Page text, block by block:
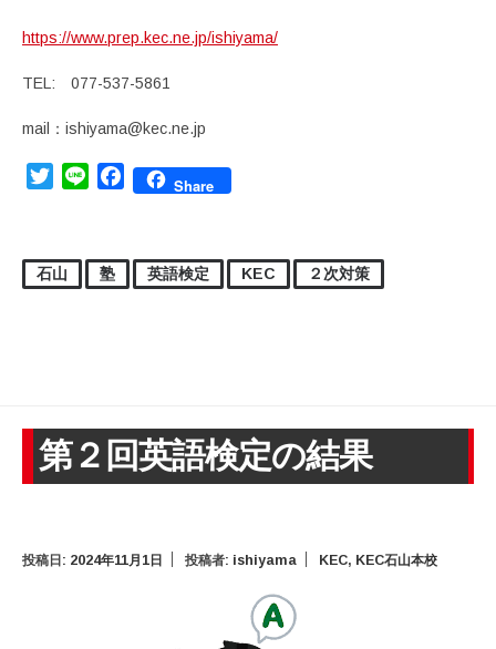
https://www.prep.kec.ne.jp/ishiyama/
TEL: 077-537-5861
mail：ishiyama@kec.ne.jp
TwitterLine FacebookShare
石山 塾 英語検定 KEC ２次対策
第２回英語検定の結果
投稿日: 2024年11月1日 投稿者: ishiyama KEC, KEC石山本校